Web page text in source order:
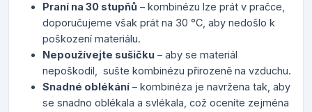
Praní na 30 stupňů – kombinézu lze prát v pračce,
doporučujeme však prát na 30 °C, aby nedošlo k
poškození materiálu.
Nepoužívejte sušičku – aby se materiál
nepoškodil,
sušte kombinézu přirozeně na vzduchu.
Snadné oblékání – kombinéza je navržena tak, aby
se snadno oblékala a svlékala, což oceníte zejména